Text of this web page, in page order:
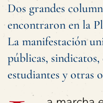
Dos grandes
encontraron en la
La manifestación
públicas,
estudiantes y otras